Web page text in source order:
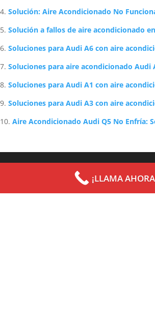
Solución: Aire Acondicionado No
Solución a fallos de aire acondicionado
Soluciones para Audi A6 con aire
Soluciones para aire acondicionado Audi
Soluciones para Audi A1 con aire
Soluciones para Audi A3 con aire
Aire Acondicionado Audi Q5 No Enfría:
Archives Categories
¡LLAMA